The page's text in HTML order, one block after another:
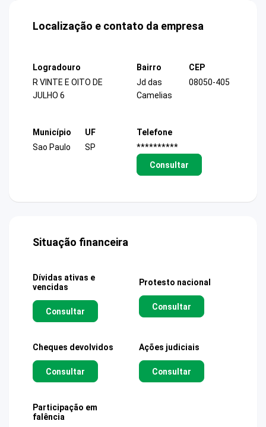
Localização e contato da empresa
Logradouro
R VINTE E OITO DE
JULHO 6
Bairro
Jd das
Camelias
CEP
08050-405
Município
Sao Paulo
UF
SP
Telefone
**********
Consultar
Situação financeira
Dívidas ativas e
vencidas
Consultar
Protesto nacional
Consultar
Cheques devolvidos
Consultar
Ações judiciais
Consultar
Participação em
falência